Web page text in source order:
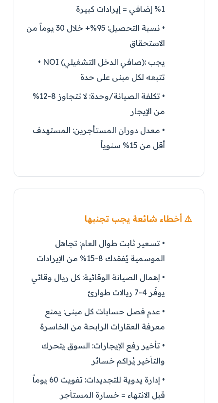
1% إضافي = إيرادات كبيرة
• نسبة التحصيل:
95%+ خلال 30 يوماً من
الاستحقاق
•
NOI (صافي الدخل التشغيلي):
تتبعه لكل مبنى على حدة
• تكلفة الصيانة/وحدة:
لا تتجاوز 8-12%
من الإيجار
• معدل دوران المستأجرين: المستهدف
أقل من 15% سنوياً
⚠️ أخطاء شائعة يجب تجنبها
• تسعير ثابت طوال العام: تجاهل
الموسمية يُفقدك 8-15% من الإيرادات
• إهمال الصيانة الوقائية: كل ريال وقائي
يوفّر 4-7 ريالات طوارئ
• عدم فصل حسابات كل مبنى: يمنع
معرفة العقارات الرابحة من الخاسرة
• تأخير رفع الإيجارات: السوق يتحرك
والتأخير يُراكم خسائر
• إدارة يدوية للتجديدات:
تفويت 60 يوماً
قبل الانتهاء = خسارة المستأجر